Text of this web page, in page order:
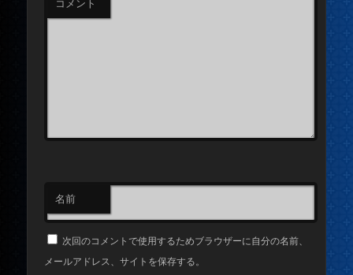
コメント
名前
次回のコメントで使用するためブラウザーに自分の名前、
メールアドレス、サイトを保存する。